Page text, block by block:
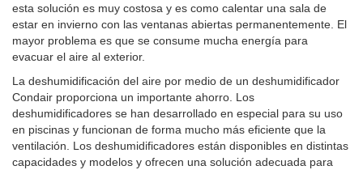
esta solución es muy costosa y es como calentar una sala de
estar en invierno con las ventanas abiertas permanentemente. El
mayor problema es que se consume mucha energía para
evacuar el aire al exterior.
La deshumidificación del aire por medio de un deshumidificador
Condair proporciona un importante ahorro. Los
deshumidificadores se han desarrollado en especial para su uso
en piscinas y funcionan de forma mucho más eficiente que la
ventilación. Los deshumidificadores están disponibles en distintas
capacidades y modelos y ofrecen una solución adecuada para